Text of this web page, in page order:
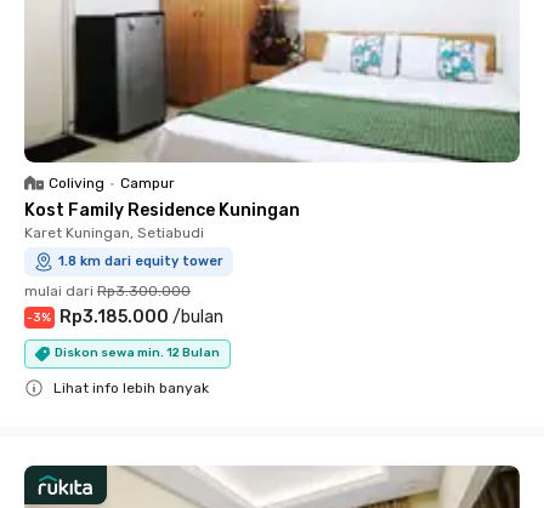
Coliving • Campur
Kost Family Residence Kuningan
Karet Kuningan, Setiabudi
1.8 km dari equity tower
mulai dari Rp3.300.000
-3% Rp3.185.000 /bulan
Diskon sewa min. 12 Bulan
Lihat info lebih banyak